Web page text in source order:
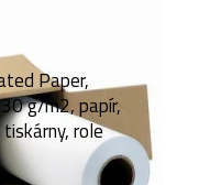
Paper,
g/m2, papír,
role